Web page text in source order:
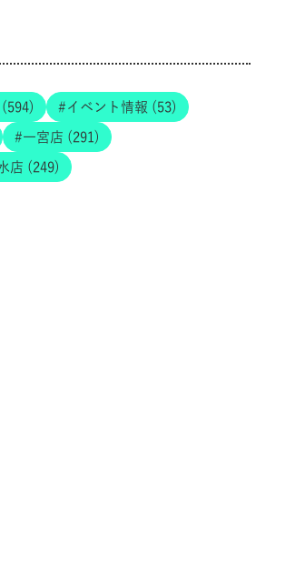
イベント情報 (53)
一宮店 (291)
店 (249)